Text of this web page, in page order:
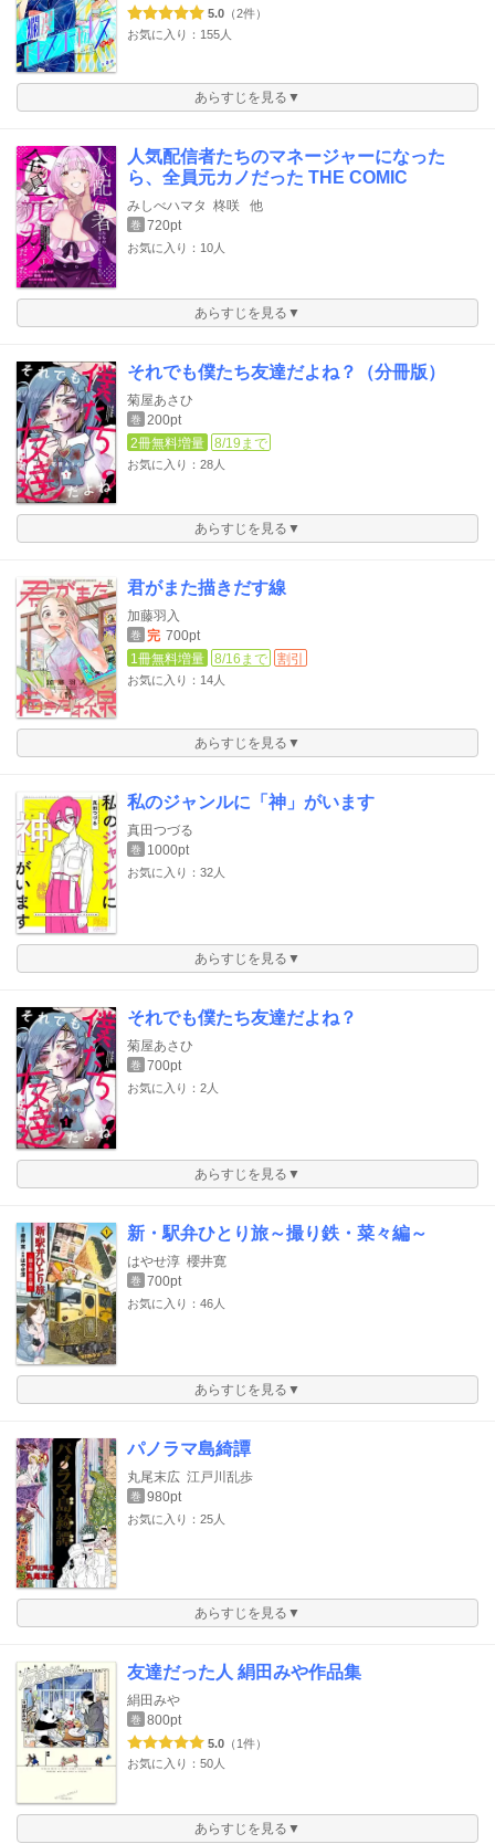
5.0 （2件）
お気に入り：155人
あらすじを見る▼
人気配信者たちのマネージャーになった
ら、全員元カノだった THE COMIC
みしべハマタ 柊咲 他
巻 720pt
お気に入り：10人
あらすじを見る▼
それでも僕たち友達だよね？（分冊版）
菊屋あさひ
巻 200pt
2冊無料増量
8/19まで
お気に入り：28人
あらすじを見る▼
君がまた描きだす線
加藤羽入
巻 完 700pt
1冊無料増量
8/16まで 割引
お気に入り：14人
あらすじを見る▼
私のジャンルに「神」がいます
真田つづる
巻 1000pt
お気に入り：32人
あらすじを見る▼
それでも僕たち友達だよね？
菊屋あさひ
巻 700pt
お気に入り：2人
あらすじを見る▼
新・駅弁ひとり旅～撮り鉄・菜々編～
はやせ淳 櫻井寛
巻 700pt
お気に入り：46人
あらすじを見る▼
パノラマ島綺譚
丸尾末広 江戸川乱歩
巻 980pt
お気に入り：25人
あらすじを見る▼
友達だった人 絹田みや作品集
絹田みや
巻 800pt
5.0 （1件）
お気に入り：50人
あらすじを見る▼